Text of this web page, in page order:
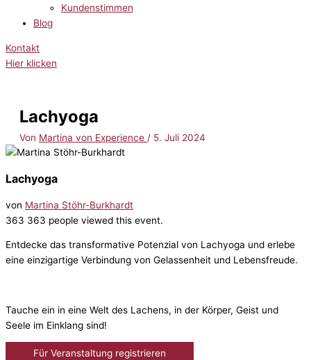
Kundenstimmen
Blog
Kontakt
Hier klicken
Lachyoga
Von Martina von Experience / 5. Juli 2024
Lachyoga
von Martina Stöhr-Burkhardt
363 363 people viewed this event.
Entdecke das transformative Potenzial von Lachyoga und erlebe
eine einzigartige Verbindung von Gelassenheit und Lebensfreude.
Tauche ein in eine Welt des Lachens, in der Körper, Geist und
Seele im Einklang sind!
Für Veranstaltung registrieren